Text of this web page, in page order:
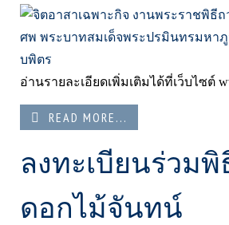
อ่านรายละเอียดเพิ่มเติมได้ที่เว็บไซต์
READ MORE...
ลงทะเบียนร่วมพิ
ดอกไม้จันทน์